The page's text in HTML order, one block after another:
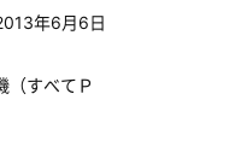
年6月6日
（すべてＰ